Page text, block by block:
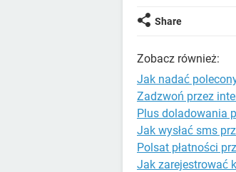
Share
Zobacz również:
Jak nadać
Zadzwoń przez
Plus doladowania
Jak wysłać sms
Polsat płatności
Jak zarejestrować